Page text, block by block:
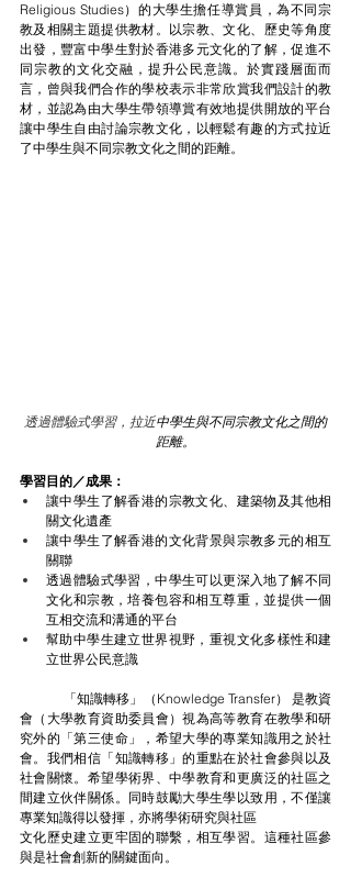
Religious Studies）的大學生擔任導賞員，為不同宗
教及相關主題提供教材。以宗教、文化、歷史等角度
出發，豐富中學生對於香港多元文化的了解，促進不
同宗教的文化交融，提升公民意識。於實踐層面而
言，曾與我們合作的學校表示非常欣賞我們設計的教
材，並認為由大學生帶領導賞有效地提供開放的平台
讓中學生自由討論宗教文化，以輕鬆有趣的方式拉近
了中學生與不同宗教文化之間的距離。
透過體驗式學習，拉近中學生與不同宗教文化之間的
距離。
學習目的／成果：
讓中學生 了解香港的宗教文化、建築物及其他相
關文化遺產
讓中學生 了解香港的文化背景與宗教多元的相互
關聯
透過體驗式學習，中學生可以更深入地了解不同
文化和宗教，培養包容和相互尊重，並提供一個
互相交流和溝通的平台
幫助中學生建立世界視野，重視文化多樣性和建
立世界公民意識
	「知識轉移」
（ Knowledge Transfer）
是教資
會 （ 大學教育資助委員會 ）視為高等教育在教學和研
究外的「第三使命」，希望大學的專業知識用之於社
會。我們相信「知識轉移」的重點在於社會參與以及
社會關懷。希望學術界、中學教育和更廣泛的社區之
間建立伙伴關係。同時鼓勵大學生學以致用，不僅讓
專業知識得以發揮，亦將學術研究與社區
文化歷史建立更牢固的聯繫，相互學習。這種社區參
與是社會創新的關鍵面向。